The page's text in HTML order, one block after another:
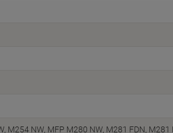
M254 NW, MFP M280 NW, M281 FDN, M281